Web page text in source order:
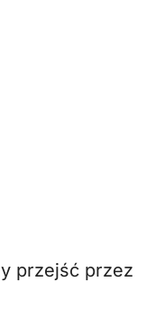
przejść przez